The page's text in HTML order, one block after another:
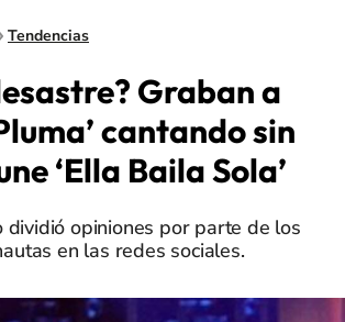
Tendencias
Graban a
cantando sin
‘Ella Baila Sola’
dividió opiniones por parte de los
en las redes sociales.